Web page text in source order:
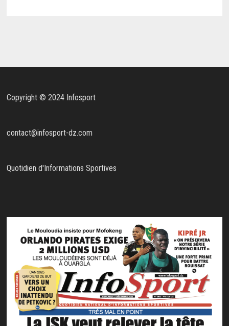
Copyright © 2024 Infosport
contact@infosport-dz.com
Quotidien d'Informations Sportives